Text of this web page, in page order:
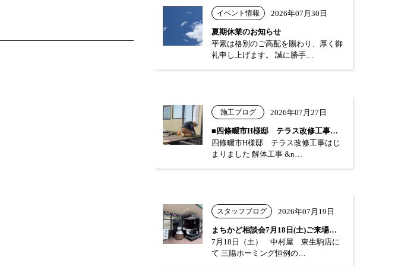
イベント情報 2026年07月30日
夏期休業のお知らせ
平素は格別のご高配を賜わり、厚く御
礼申し上げます。 誠に勝手…
施工ブログ 2026年07月27日
■四條畷市H様邸 テラス改修工事はじまり…
四條畷市H様邸 テラス改修工事はじ
まりました 解体工事 &n…
スタッフブログ 2026年07月19日
まちかど相談会7月18日(土)ご来場あり…
7月18日（土） 中村屋 東生駒店に
て 三陽ホーミング恒例の…